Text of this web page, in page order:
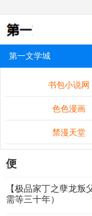
第一文学城
书包小说网
色色漫画
禁漫天堂
便
【极品家丁之孽龙
需等三十年）